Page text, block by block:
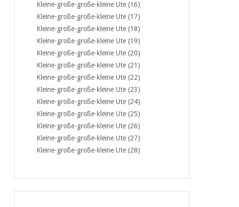
Kleine-große-große-kleine Ute (16)
Kleine-große-große-kleine Ute (17)
Kleine-große-große-kleine Ute (18)
Kleine-große-große-kleine Ute (19)
Kleine-große-große-kleine Ute (20)
Kleine-große-große-kleine Ute (21)
Kleine-große-große-kleine Ute (22)
Kleine-große-große-kleine Ute (23)
Kleine-große-große-kleine Ute (24)
Kleine-große-große-kleine Ute (25)
Kleine-große-große-kleine Ute (26)
Kleine-große-große-kleine Ute (27)
Kleine-große-große-kleine Ute (28)